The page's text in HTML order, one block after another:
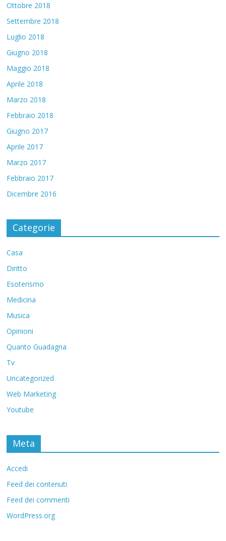
Ottobre 2018
Settembre 2018
Luglio 2018
Giugno 2018
Maggio 2018
Aprile 2018
Marzo 2018
Febbraio 2018
Giugno 2017
Aprile 2017
Marzo 2017
Febbraio 2017
Dicembre 2016
Categorie
Casa
Diritto
Esoterismo
Medicina
Musica
Opinioni
Quanto Guadagna
Tv
Uncategorized
Web Marketing
Youtube
Meta
Accedi
Feed dei contenuti
Feed dei commenti
WordPress.org